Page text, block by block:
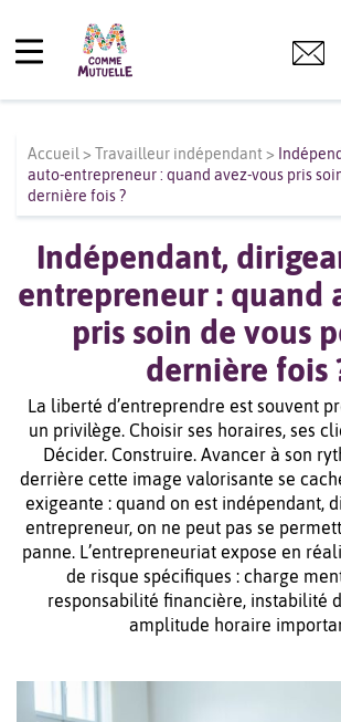
Accueil > Travailleur indépendant >
auto-entrepreneur : quand avez-vous pris
dernière fois ?
Indépendant,
entrepreneur : quand
pris soin de vous
dernière fois
La liberté d’entreprendre est souvent
un privilège. Choisir ses horaires, ses
Décider. Construire. Avancer à son
derrière cette image valorisante se
exigeante : quand on est indépendant,
entrepreneur, on ne peut pas se
panne. L’entrepreneuriat expose en
de risque spécifiques : charge
responsabilité financière, instabilité
amplitude horaire